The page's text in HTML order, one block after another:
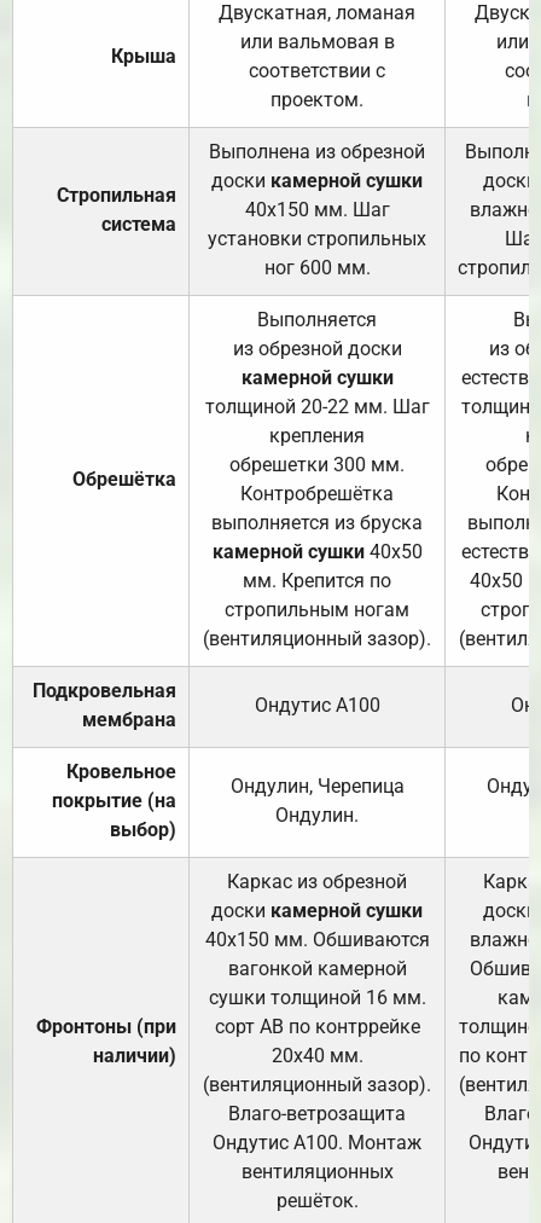
Крыша
Двускатная, ломаная
или вальмовая в
соответствии с
проектом.
или
Стропильная
система
Выполнена из обрезной
доски камерной сушки
40х150 мм. Шаг
установки стропильных
ног 600 мм.
доски
Обрешётка
Выполняется
из обрезной доски
камерной сушки
толщиной 20-22 мм. Шаг
крепления
обрешетки 300 мм.
Контробрешётка
выполняется из бруска
камерной сушки40х50
мм. Крепится по
стропильным ногам
(вентиляционный зазор).
из
40х50
Подкровельная
мембрана
Ондутис А100
Кровельное
покрытие (на
выбор)
Ондулин, Черепица
Ондулин.
Фронтоны (при
наличии)
Каркас из обрезной
доски камерной сушки
40х150 мм. Обшиваются
вагонкой камерной
сушки толщиной 16 мм.
сорт АВ по контррейке
20х40 мм.
(вентиляционный зазор).
Влаго-ветрозащита
Ондутис А100. Монтаж
вентиляционных
решёток.
доски
по